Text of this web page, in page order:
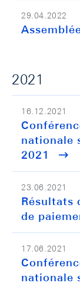
29.04.2022
2021
16.12.2021
nationale
2021
23.06.2021
Résultats
de
17.06.2021
nationale